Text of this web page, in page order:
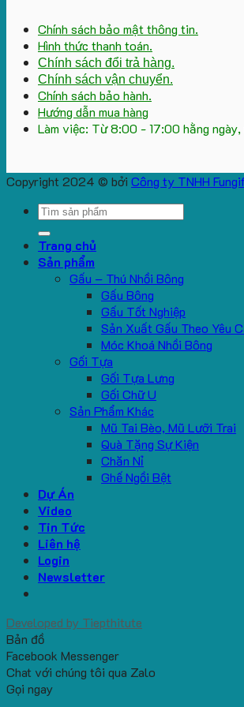
Chính sách bảo mật thông tin.
Hình thức thanh toán.
Chính sách đổi trả hàng.
Chính sách vận chuyển.
Chính sách bảo hành.
Hướng dẫn mua hàng
Làm việc: Từ 8:00 - 17:00 hằng ngày,
Copyright 2024 © bởi Công ty TNHH
Search
Trang chủ
Sản phẩm
Gấu – Thú Nhồi Bông
Gấu Bông
Gấu Tốt Nghiệp
Sản Xuất Gấu Theo Yêu
Móc Khoá Nhồi Bông
Gối Tựa
Gối Tựa Lưng
Gối Chữ U
Sản Phẩm Khác
Mũ Tai Bèo, Mũ Lưỡi Trai
Quà Tặng Sự Kiện
Chăn Nỉ
Ghế Ngồi Bệt
Dự Án
Video
Tin Tức
Liên hệ
Login
Newsletter
Developed by Tiepthitute
Bản đồ
Facebook Messenger
Chat với chúng tôi qua Zalo
Gọi ngay